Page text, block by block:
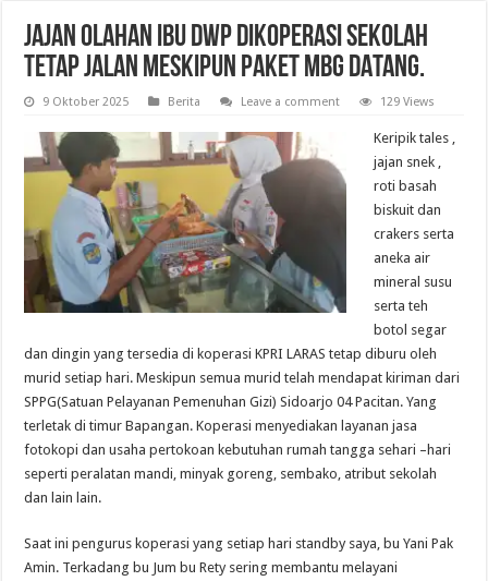
JAJAN OLAHAN IBU DWP DIKOPERASI SEKOLAH
TETAP JALAN MESKIPUN PAKET MBG DATANG.
9 Oktober 2025 Berita Leave a comment 129 Views
Keripik tales ,
jajan snek ,
roti basah
biskuit dan
crakers serta
aneka air
mineral susu
serta teh
botol segar
dan dingin yang tersedia di koperasi KPRI LARAS tetap diburu oleh
murid setiap hari. Meskipun semua murid telah mendapat kiriman dari
SPPG(Satuan Pelayanan Pemenuhan Gizi) Sidoarjo 04 Pacitan. Yang
terletak di timur Bapangan. Koperasi menyediakan layanan jasa
fotokopi dan usaha pertokoan kebutuhan rumah tangga sehari –hari
seperti peralatan mandi, minyak goreng, sembako, atribut sekolah
dan lain lain.
Saat ini pengurus koperasi yang setiap hari standby saya, bu Yani Pak
Amin. Terkadang bu Jum bu Rety sering membantu melayani